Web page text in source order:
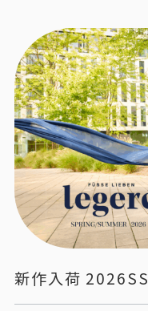
新作入荷 2026SS